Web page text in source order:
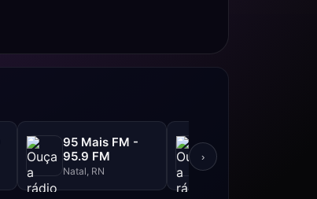
95 Mais FM -
95.9 FM
Natal, RN
FM
Natal, RN
›